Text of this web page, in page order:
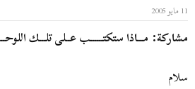
11 مايو 2005
مشاركة: مـــاذا ستكتــــــب عــلى تلـــك
سلام